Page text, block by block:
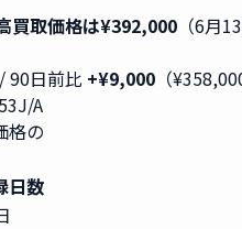
買取価格は¥392,000 （6月
90日前比 +¥9,000 （
A
格の
日数